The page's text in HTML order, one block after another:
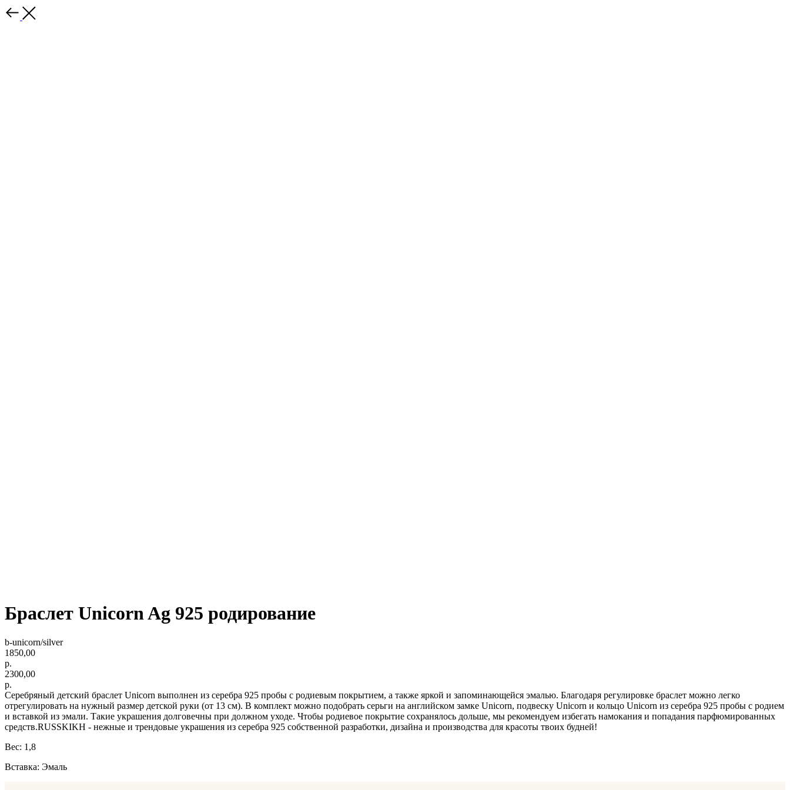
Браслет Unicorn Ag 925 родирование
b-unicorn/silver
1850,00
р.
2300,00
р.
Серебряный детский браслет Unicorn выполнен из серебра 925 пробы с родиевым покрытием, а также яркой и запоминающейся эмалью. Благодаря регулировке браслет можно легко
отрегулировать на нужный размер детской руки (от 13 см). В комплект можно подобрать серьги на английском замке Unicorn, подвеску Unicorn и кольцо Unicorn из серебра 925 пробы с родием
и вставкой из эмали. Такие украшения долговечны при должном уходе. Чтобы родиевое покрытие сохранялось дольше, мы рекомендуем избегать намокания и попадания парфюмированных
средств.RUSSKIKH - нежные и трендовые украшения из серебра 925 собственной разработки, дизайна и производства для красоты твоих будней!
Вес: 1,8
Вставка: Эмаль